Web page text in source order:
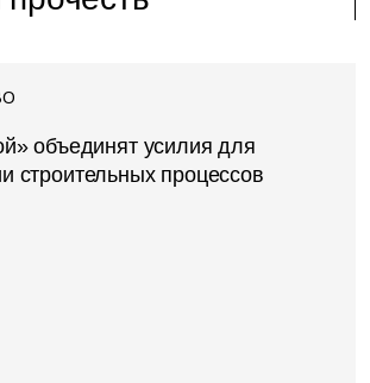
объединят усилия для
строительных процессов